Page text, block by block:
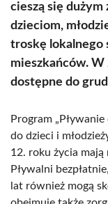
cieszą się
dzieciom,
troskę lokalnego
mieszkańców.
dostępne do
Program
do dzieci i
12. roku życia
Pływalni
lat również mogą